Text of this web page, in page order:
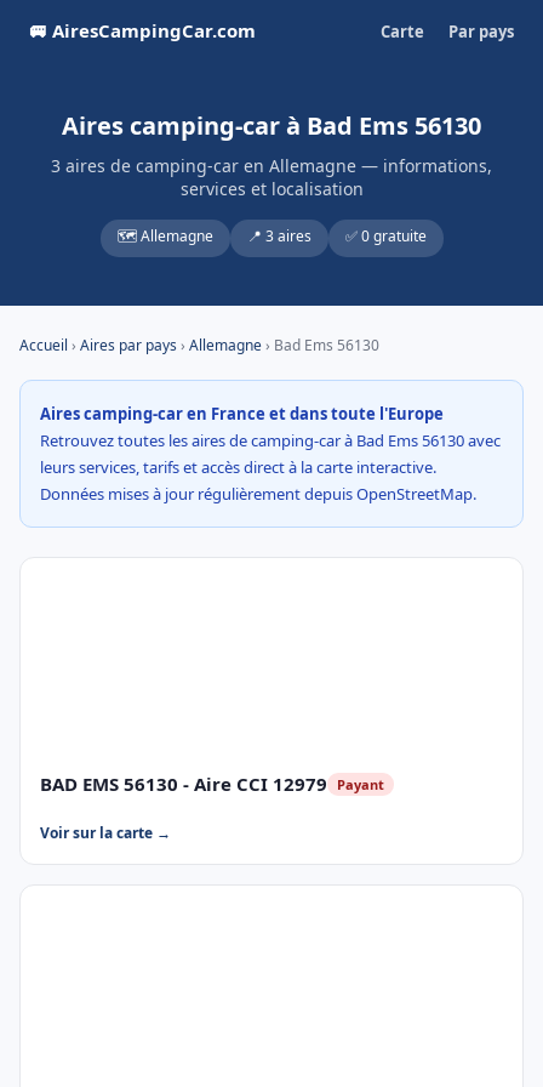
🚐 AiresCampingCar.com Carte Par pays
Aires camping-car à Bad Ems 56130
3 aires de camping-car en Allemagne — informations,
services et localisation
🗺️ Allemagne 📍 3 aires ✅ 0 gratuite
Accueil › Aires par pays› Allemagne› Bad Ems 56130
Aires camping-car en France et dans toute l'Europe
Retrouvez toutes les aires de camping-car à Bad Ems 56130 avec
leurs services, tarifs et accès direct à la carte interactive.
Données mises à jour régulièrement depuis OpenStreetMap.
BAD EMS 56130 - Aire CCI 12979 Payant
Voir sur la carte →